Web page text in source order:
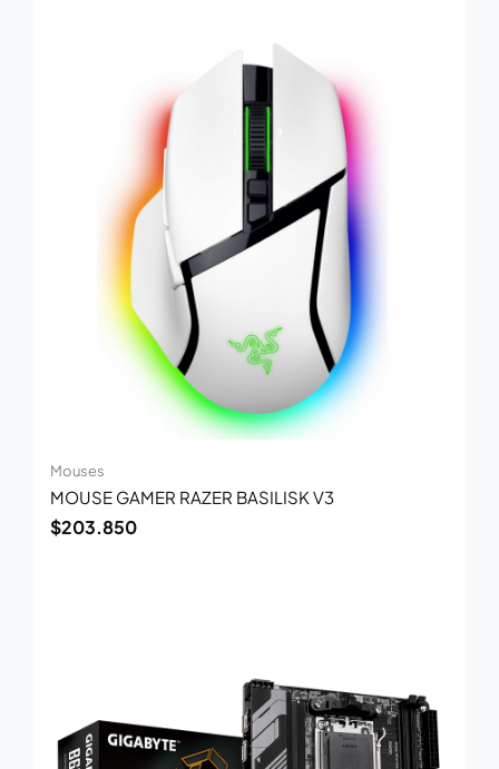
Mouses
MOUSE GAMER RAZER BASILISK V3
$203.850